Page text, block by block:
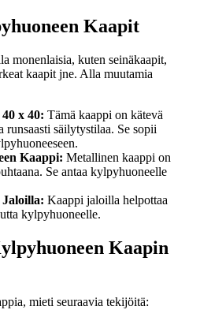
Kaapit
monenlaisia, kuten seinäkaapit,
kaapit jne. Alla muutamia
x 40: Tämä kaappi on kätevä
runsaasti säilytystilaa. Se sopii
Kaappi: Metallinen kaappi on
Se antaa kylpyhuoneelle
Kaappi jaloilla helpottaa
kylpyhuoneelle.
Kaapin
mieti seuraavia tekijöitä: